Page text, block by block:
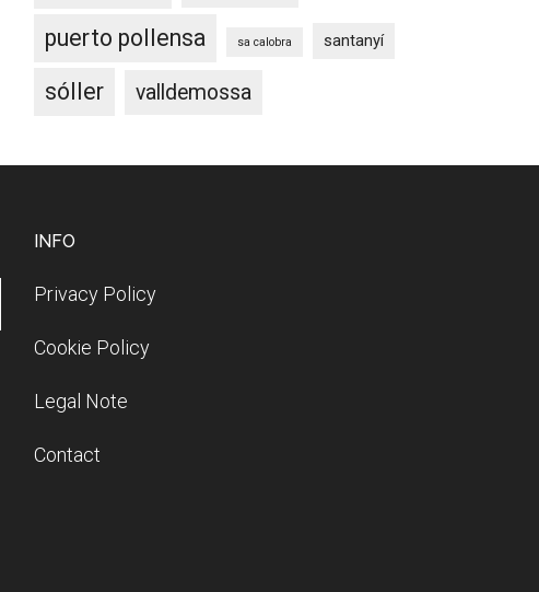
puerto pollensa sa calobra santanyí
sóller valldemossa
INFO
Privacy Policy
Cookie Policy
Legal Note
Contact